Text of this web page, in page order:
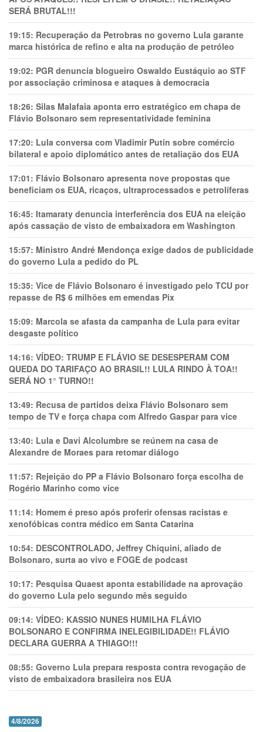
SERÁ BRUTAL!!!
19:15: Recuperação da Petrobras no governo Lula garante
marca histórica de refino e alta na produção de petróleo
19:02: PGR denuncia blogueiro Oswaldo Eustáquio ao STF
por associação criminosa e ataques à democracia
18:26: Silas Malafaia aponta erro estratégico em chapa de
Flávio Bolsonaro sem representatividade feminina
17:20: Lula conversa com Vladimir Putin sobre comércio
bilateral e apoio diplomático antes de retaliação dos EUA
17:01: Flávio Bolsonaro apresenta nove propostas que
beneficiam os EUA, ricaços, ultraprocessados e petrolíferas
16:45: Itamaraty denuncia interferência dos EUA na eleição
após cassação de visto de embaixadora em Washington
15:57: Ministro André Mendonça exige dados de publicidade
do governo Lula a pedido do PL
15:35: Vice de Flávio Bolsonaro é investigado pelo TCU por
repasse de R$ 6 milhões em emendas Pix
15:09: Marcola se afasta da campanha de Lula para evitar
desgaste político
14:16: VÍDEO: TRUMP E FLÁVIO SE DESESPERAM COM
QUEDA DO TARIFAÇO AO BRASIL!! LULA RINDO À TOA!!
SERÁ NO 1° TURNO!!
13:49: Recusa de partidos deixa Flávio Bolsonaro sem
tempo de TV e força chapa com Alfredo Gaspar para vice
13:40: Lula e Davi Alcolumbre se reúnem na casa de
Alexandre de Moraes para retomar diálogo
11:57: Rejeição do PP a Flávio Bolsonaro força escolha de
Rogério Marinho como vice
11:14: Homem é preso após proferir ofensas racistas e
xenofóbicas contra médico em Santa Catarina
10:54: DESCONTROLADO, Jeffrey Chiquini, aliado de
Bolsonaro, surta ao vivo e FOGE de podcast
10:17: Pesquisa Quaest aponta estabilidade na aprovação
do governo Lula pelo segundo mês seguido
09:14: VÍDEO: KASSIO NUNES HUMlLHA FLÁVIO
BOLSONARO E CONFIRMA INELEGIBILIDADE!! FLÁVIO
DECLARA GUERRA A THIAGO!!!
08:55: Governo Lula prepara resposta contra revogação de
visto de embaixadora brasileira nos EUA
4/8/2026